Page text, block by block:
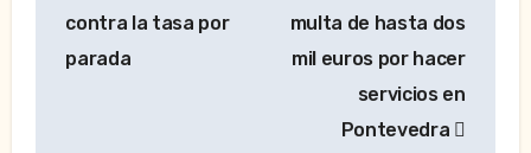
entradas
contra la tasa por
parada
multa de hasta dos
mil euros por hacer
servicios en
Pontevedra